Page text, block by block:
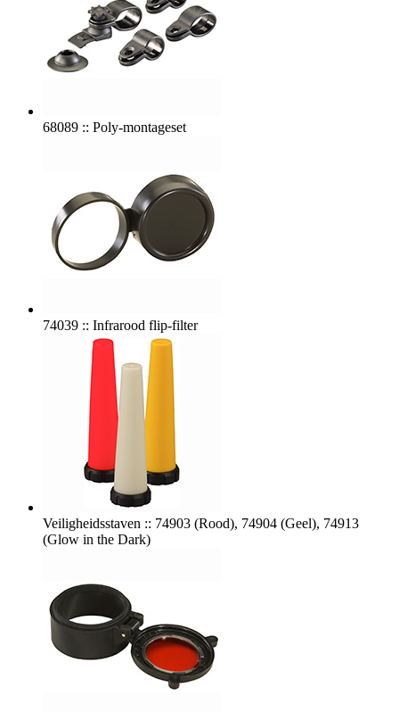
68089 :: Poly-montageset
74039 :: Infrarood flip-filter
Veiligheidsstaven :: 74903 (Rood), 74904 (Geel), 74913
(Glow in the Dark)